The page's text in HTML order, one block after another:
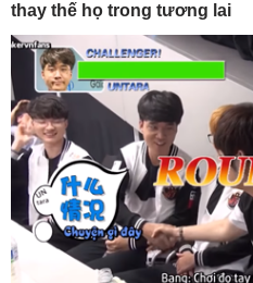
thay thế họ trong tương lai